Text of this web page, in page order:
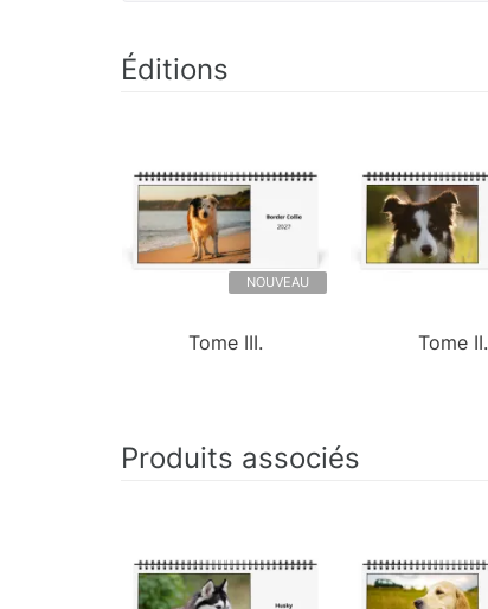
Éditions
NOUVEAU
Tome III. Tome II.
Produits associés